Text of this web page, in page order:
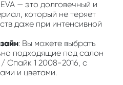
EVA — это долговечный и
который не теряет
даже при интенсивной
: Вы можете выбрать
подходящие под салон
Спайк 1 2008-2016, с
и цветами.